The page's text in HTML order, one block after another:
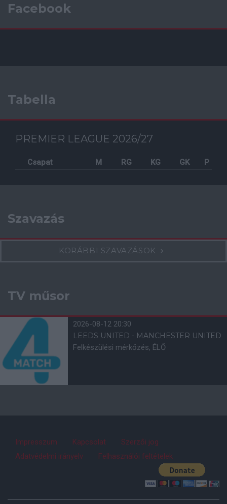
Facebook
Tabella
PREMIER LEAGUE 2026/27
Csapat M RG KG GK P
Szavazás
KORÁBBI SZAVAZÁSOK
TV műsor
2026-08-12 20:30
LEEDS UNITED - MANCHESTER UNITED
Felkészülési mérkőzés, ÉLŐ
Impresszum Kapcsolat
Szerzői jog
Adatvédelmi irányelv
Felhasználói feltételek